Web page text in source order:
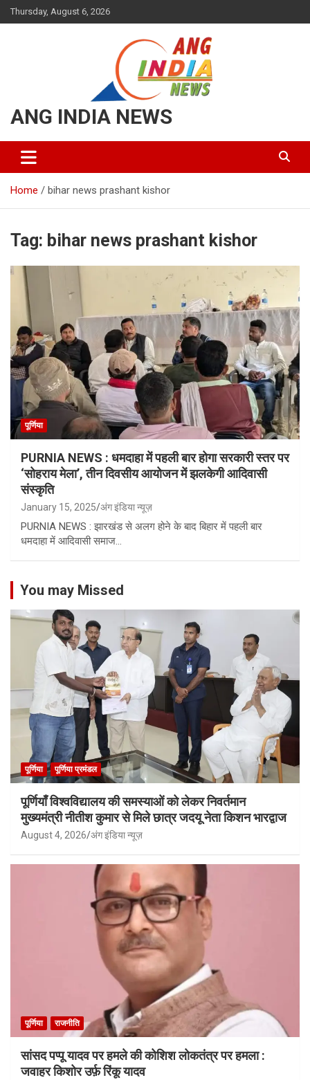
Thursday, August 6, 2026
ANG INDIA NEWS
Home bihar news prashant kishor
Tag: bihar news prashant kishor
पूर्णिया
PURNIA NEWS : धमदाहा में पहली बार होगा सरकारी स्तर पर
‘सोहराय मेला’, तीन दिवसीय आयोजन में झलकेगी आदिवासी
संस्कृति
January 15, 2025 अंग इंडिया न्यूज़
PURNIA NEWS : झारखंड से अलग होने के बाद बिहार में पहली बार
धमदाहा में आदिवासी समाज…
You may Missed
पूर्णिया पूर्णिया प्रमंडल
पूर्णियाँ विश्वविद्यालय की समस्याओं को लेकर निवर्तमान
मुख्यमंत्री नीतीश कुमार से मिले छात्र जदयू नेता किशन भारद्वाज
August 4, 2026 अंग इंडिया न्यूज़
पूर्णिया राजनीति
सांसद पप्पू यादव पर हमले की कोशिश लोकतंत्र पर हमला :
जवाहर किशोर उर्फ़ रिंकू यादव